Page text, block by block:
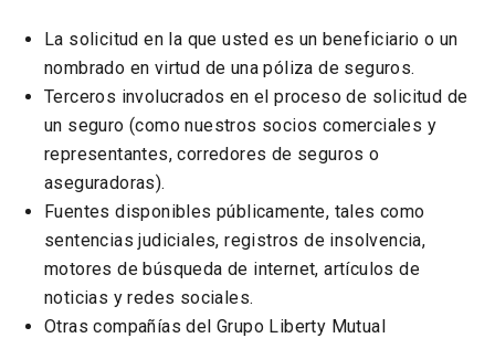
La solicitud en la que usted es un beneficiario o un
nombrado en virtud de una póliza de seguros.
Terceros involucrados en el proceso de solicitud de
un seguro (como nuestros socios comerciales y
representantes, corredores de seguros o
aseguradoras).
Fuentes disponibles públicamente, tales como
sentencias judiciales, registros de insolvencia,
motores de búsqueda de internet, artículos de
noticias y redes sociales.
Otras compañías del Grupo Liberty Mutual